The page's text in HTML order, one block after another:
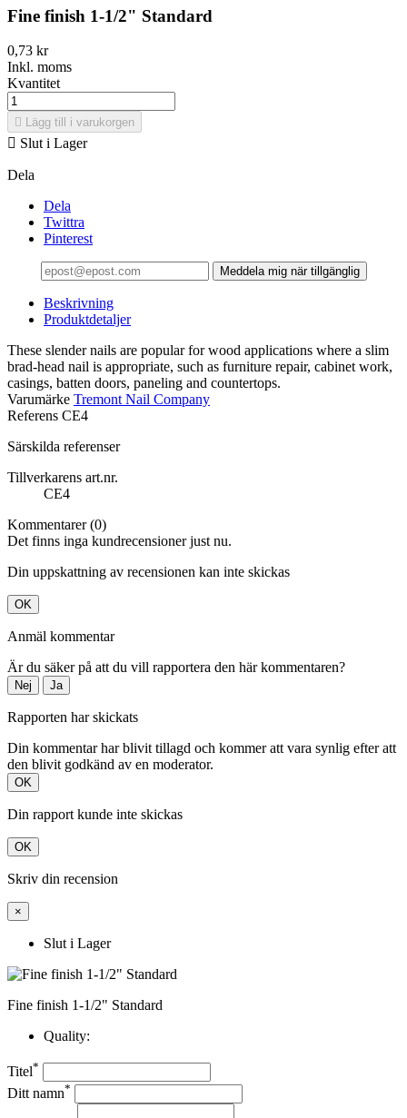
Fine finish 1-1/2" Standard
0,73 kr
Inkl. moms
Kvantitet
 Lägg till i varukorgen
 Slut i Lager
Dela
Dela
Twittra
Pinterest
Meddela mig när tillgänglig
Beskrivning
Produktdetaljer
These slender nails are popular for wood applications where a slim
brad-head nail is appropriate, such as furniture repair, cabinet work,
casings, batten doors, paneling and countertops.
Varumärke Tremont Nail Company
Referens CE4
Särskilda referenser
Tillverkarens art.nr.
CE4
Kommentarer (0)
Det finns inga kundrecensioner just nu.
Din uppskattning av recensionen kan inte skickas
OK
Anmäl kommentar
Är du säker på att du vill rapportera den här kommentaren?
Nej Ja
Rapporten har skickats
Din kommentar har blivit tillagd och kommer att vara synlig efter att
den blivit godkänd av en moderator.
OK
Din rapport kunde inte skickas
OK
Skriv din recension
×
Slut i Lager
Fine finish 1-1/2" Standard
Quality:
Titel*
Ditt namn*